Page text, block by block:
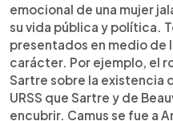
emocional de una mujer
su vida pública y política.
presentados en medio de
carácter. Por ejemplo, el
Sartre sobre la existencia
URSS que Sartre y de
encubrir. Camus se fue a